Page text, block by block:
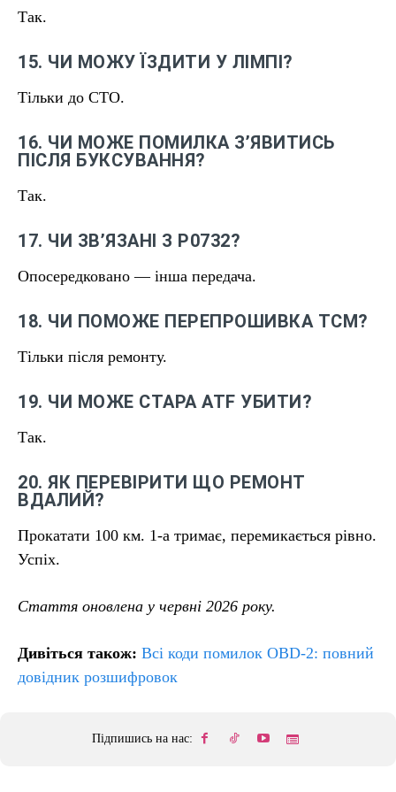
Так.
15. ЧИ МОЖУ ЇЗДИТИ У ЛІМПІ?
Тільки до СТО.
16. ЧИ МОЖЕ ПОМИЛКА ЗʼЯВИТИСЬ
ПІСЛЯ БУКСУВАННЯ?
Так.
17. ЧИ ЗВʼЯЗАНІ З P0732?
Опосередковано — інша передача.
18. ЧИ ПОМОЖЕ ПЕРЕПРОШИВКА TCM?
Тільки після ремонту.
19. ЧИ МОЖЕ СТАРА ATF УБИТИ?
Так.
20. ЯК ПЕРЕВІРИТИ ЩО РЕМОНТ
ВДАЛИЙ?
Прокатати 100 км. 1-а тримає, перемикається рівно.
Успіх.
Стаття оновлена у червні 2026 року.
Дивіться також: Всі коди помилок OBD-2: повний
довідник розшифровок
Підпишись на нас: